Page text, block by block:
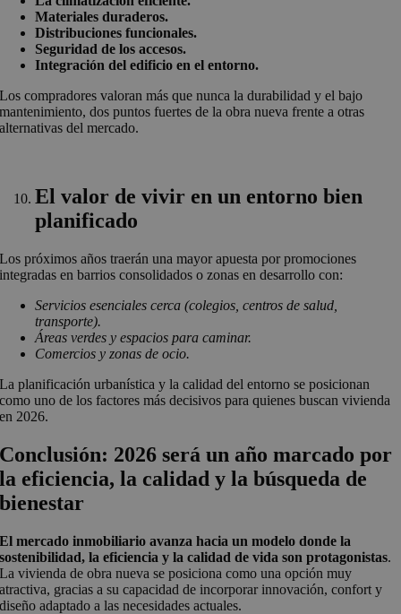
Materiales duraderos.
Distribuciones funcionales.
Seguridad de los accesos.
Integración del edificio en el entorno.
Los compradores valoran más que nunca la durabilidad y el bajo
mantenimiento, dos puntos fuertes de la obra nueva frente a otras
alternativas del mercado.
El valor de vivir en un entorno bien
planificado
Los próximos años traerán una mayor apuesta por promociones
integradas en barrios consolidados o zonas en desarrollo con:
Servicios esenciales cerca (colegios, centros de salud,
transporte).
Áreas verdes y espacios para caminar.
Comercios y zonas de ocio.
La planificación urbanística y la calidad del entorno se posicionan
como uno de los factores más decisivos para quienes buscan vivienda
en 2026.
Conclusión: 2026 será un año marcado por
la eficiencia, la calidad y la búsqueda de
bienestar
El mercado inmobiliario avanza hacia un modelo donde la
sostenibilidad, la eficiencia y la calidad de vida son protagonistas.
La vivienda de obra nueva se posiciona como una opción muy
atractiva, gracias a su capacidad de incorporar innovación, confort y
diseño adaptado a las necesidades actuales.